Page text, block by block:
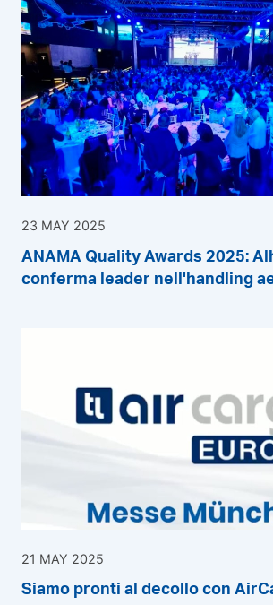
23 MAY 2025
ANAMA Quality Awards 2025:
conferma leader nell'handling
21 MAY 2025
Siamo pronti al decollo con